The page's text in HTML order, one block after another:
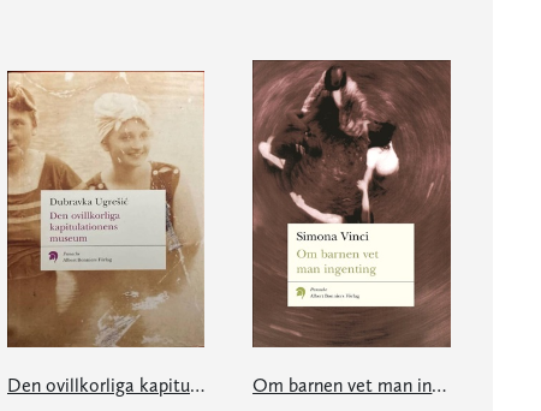
Den ovillkorliga kapitulationens museum Om barnen vet man ingenting